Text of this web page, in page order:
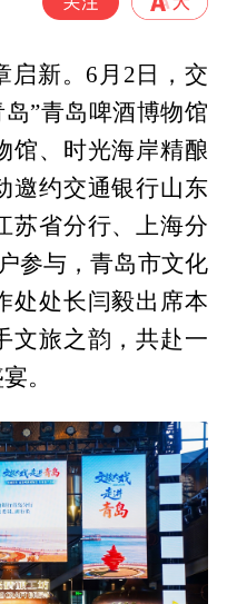
启新。6月2日，交
”青岛啤酒博物馆
馆、时光海岸精酿
邀约交通银行山东
苏省分行、上海分
参与，青岛市文化
处处长闫毅出席本
文旅之韵，共赴一
。